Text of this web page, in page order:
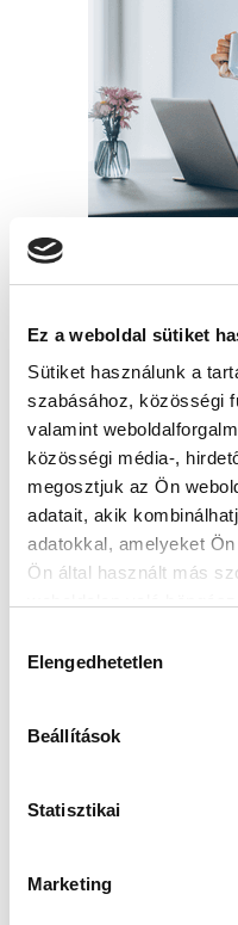
Ez a weboldal sütiket
Sütiket használunk a
szabásához, közösségi
valamint
közösségi média-,
megosztjuk az Ön
adatait, akik
adatokkal, amelyeket
Ön által használt más
kiválasztása
Elengedhetetlen
Beállítások
Statisztikai
Marketing